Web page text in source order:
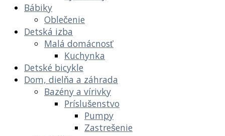
Bábiky
Oblečenie
Detská izba
Malá domácnosť
Kuchynka
Detské bicykle
Dom, dielňa a záhrada
Bazény a vírivky
Príslušenstvo
Pumpy
Zastrešenie